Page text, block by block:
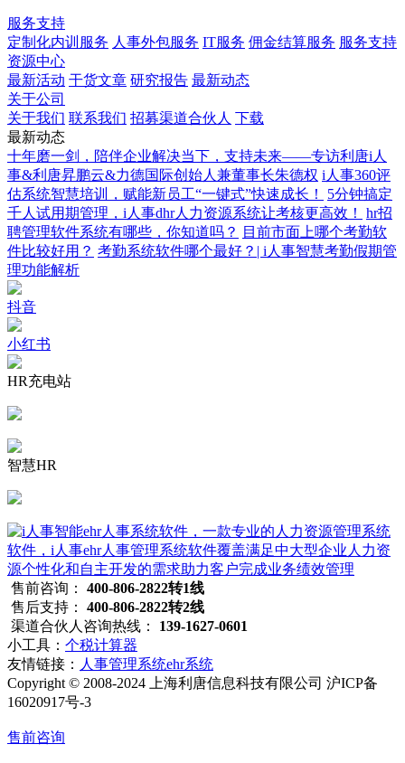
服务支持
定制化内训服务 人事外包服务 IT服务 佣金结算服务 服务支持
资源中心
最新活动 干货文章 研究报告 最新动态
关于公司
关于我们 联系我们 招募渠道合伙人 下载
最新动态
十年磨一剑，陪伴企业解决当下，支持未来——专访利唐i人
事&利唐昇鹏云&力德国际创始人兼董事长朱德权 i人事360评
估系统智慧培训，赋能新员工“一键式”快速成长！
5分钟搞定
千人试用期管理，i人事dhr人力资源系统让考核更高效！
hr招
聘管理软件系统有哪些，你知道吗？
目前市面上哪个考勤软
件比较好用？ 考勤系统软件哪个最好？| i人事智慧考勤假期管
理功能解析
抖音
小红书
HR充电站
智慧HR
售前咨询：
400-806-2822转1线
售后支持：
400-806-2822转2线
渠道合伙人咨询热线：
139-1627-0601
小工具： 个税计算器
友情链接： 人事管理系统ehr系统
Copyright © 2008-2024 上海利唐信息科技有限公司 沪ICP备
16020917号-3
售前咨询